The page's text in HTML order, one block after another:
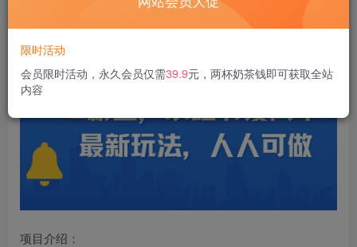
0粉丝，小红书商单最新玩法
项目介绍：
限时活动
会员限时活动，永久会员仅需39.9元，两杯奶茶钱即可获取全站
内容